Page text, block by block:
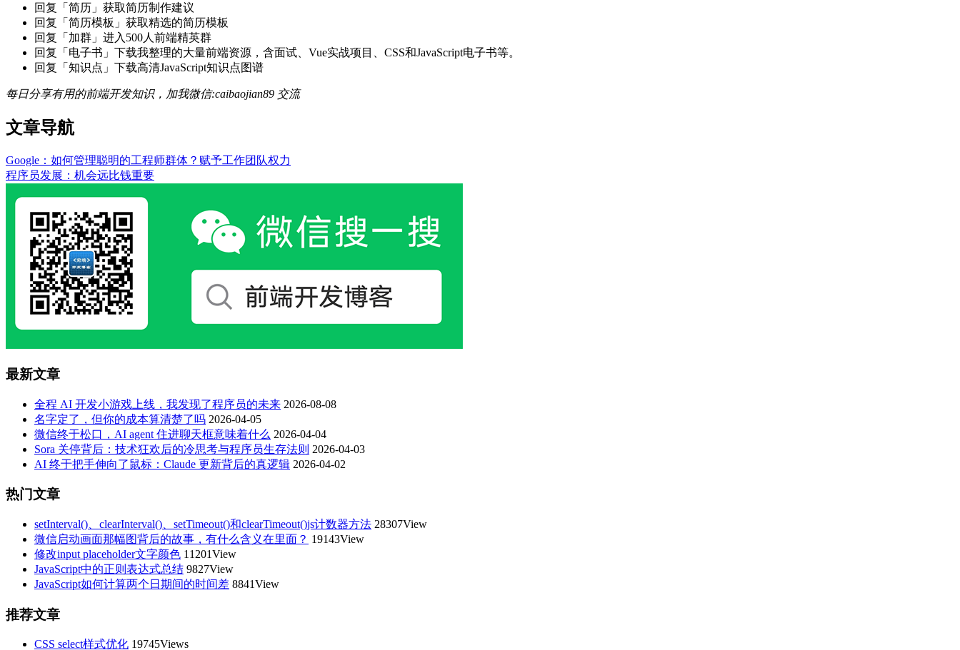
回复「简历」获取简历制作建议
回复「简历模板」获取精选的简历模板
回复「加群」进入500人前端精英群
回复「电子书」下载我整理的大量前端资源，含面试、Vue实战项目、CSS和JavaScript电子书等。
回复「知识点」下载高清JavaScript知识点图谱
每日分享有用的前端开发知识，加我微信:caibaojian89 交流
文章导航
Google：如何管理聪明的工程师群体？赋予工作团队权力
程序员发展：机会远比钱重要
最新文章
全程 AI 开发小游戏上线，我发现了程序员的未来 2026-08-08
名字定了，但你的成本算清楚了吗 2026-04-05
微信终于松口，AI agent 住进聊天框意味着什么 2026-04-04
Sora 关停背后：技术狂欢后的冷思考与程序员生存法则 2026-04-03
AI 终于把手伸向了鼠标：Claude 更新背后的真逻辑 2026-04-02
热门文章
setInterval()、clearInterval()、setTimeout()和clearTimeout()js计数器方法 28307View
微信启动画面那幅图背后的故事，有什么含义在里面？ 19143View
修改input placeholder文字颜色 11201View
JavaScript中的正则表达式总结 9827View
JavaScript如何计算两个日期间的时间差 8841View
推荐文章
CSS select样式优化 19745Views